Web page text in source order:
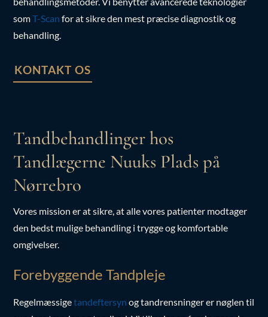
behandlingsmetoder. Vi benytter avancerede teknologier
for at sikre den mest præcise diagnostik og
behandling.
KONTAKT OS
Tandbehandlinger hos
Tandlægerne Nuuks Plads på
Nørrebro
Vores mission er at sikre, at alle vores patienter modtager
den bedst mulige behandling i trygge og komfortable
omgivelser.
Forebyggende Tandpleje
Regelmæssige tandeftersyn
og tandrensninger er nøglen til